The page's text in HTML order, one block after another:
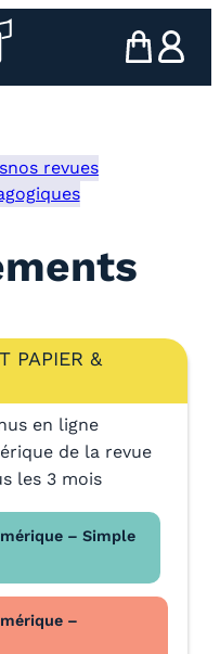
d’accueil l’association
mon panier
ma
nos revues
PAPIER &
en ligne
de la revue
les 3 mois
– Simple
–